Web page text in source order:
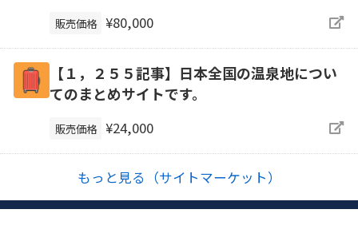
販売価格 ¥80,000
【１，２５５記事】日本全国の温泉地につい
てのまとめサイトです。
販売価格 ¥24,000
もっと見る（サイトマーケット）